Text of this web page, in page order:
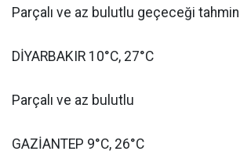
Parçalı ve az bulutlu geçeceği
DİYARBAKIR 10°C, 27°C
Parçalı ve az bulutlu
GAZİANTEP 9°C, 26°C